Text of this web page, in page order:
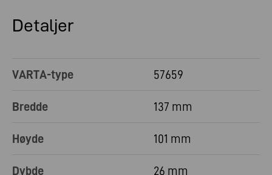
Detaljer
VARTA-type 57659
Bredde 137 mm
Høyde 101 mm
Dybde 26 mm